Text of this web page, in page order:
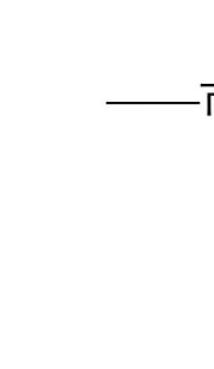
党员